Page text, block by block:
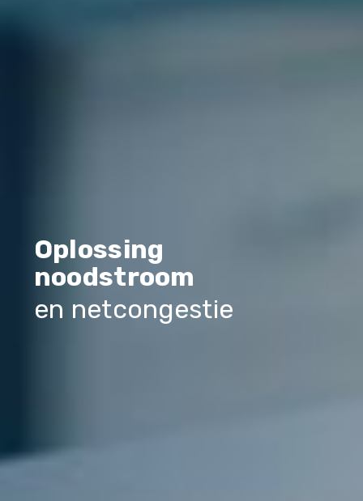
Oplossing
noodstroom
en netcongestie